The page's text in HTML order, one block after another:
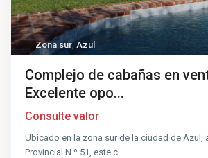
Zona sur,Azul
Complejo de cabañas en
Excelente opo...
Consulte valor
Ubicado en la zona sur de la ciudad de Azul,
Provincial N.º 51, este c ...